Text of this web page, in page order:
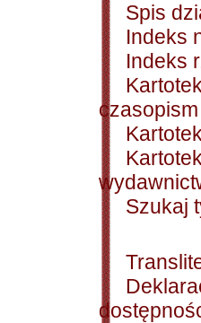
Spis
Indeks
Indeks
czasopism
Szukaj